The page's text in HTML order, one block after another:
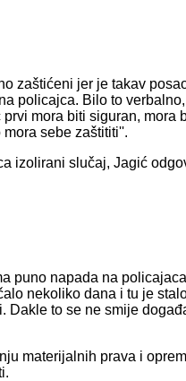
zaštićeni jer je takav
policajca. Bilo to
mora biti siguran,
sebe zaštititi''.
izolirani slučaj, Jagić
puno napada na
nekoliko dana i tu je
Dakle to se ne smije
materijalnih prava i